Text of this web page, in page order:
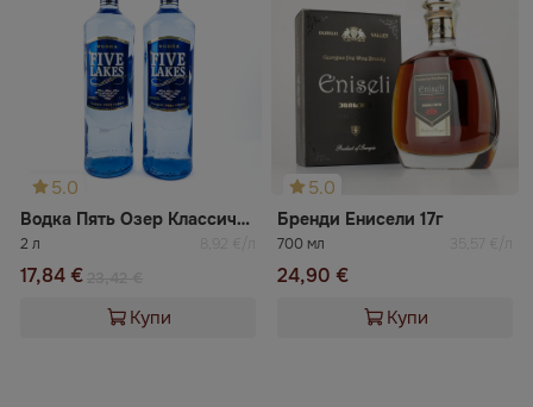
5.0
Водка Пять Озер Классическая 1л 2бр
2 л 8,92 €/л
17,84 €
Купи
5.0
Бренди Енисели 17г
700 мл 35,57 €/л
24,90 €
Купи